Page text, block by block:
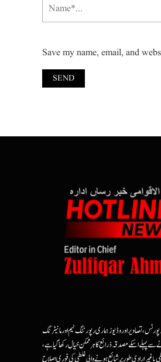
Save my name, email, and
تصاویر اور وڈیوز ہماری رپورٹنگ ٹیم اور مانیٹرنگ
پہلے اسکے مصدقہ ذرائع کا ہرممکن خیال رکھا گیا ہے،
یا غیرارادی طور پر شائع ہونے والی غلطی کی فوری اصلاح